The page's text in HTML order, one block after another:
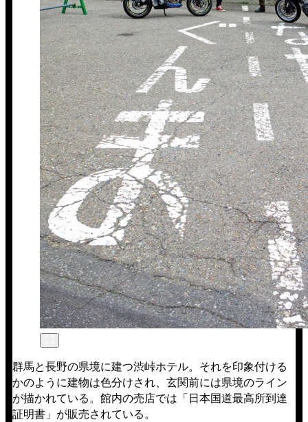
群馬と長野の県境に建つ渋峠ホテル。それを印象付ける
かのように建物は色分けされ、玄関前には県境のライン
が描かれている。館内の売店では「日本国道最高所到達
証明書」が販売されている。